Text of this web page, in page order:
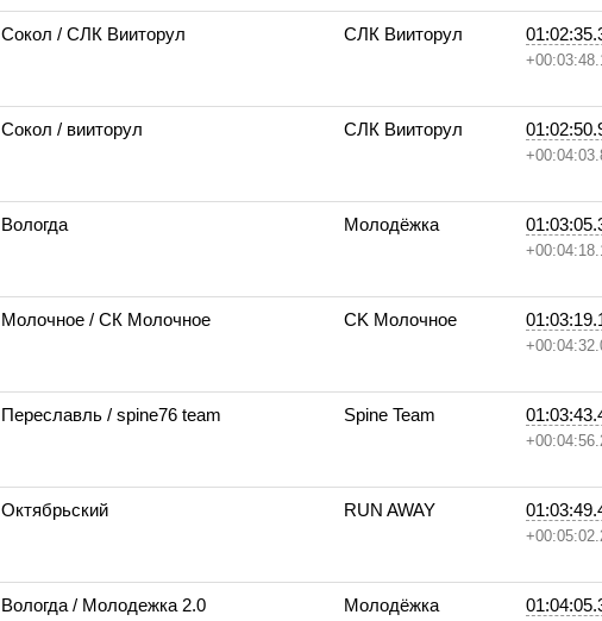
Сокол / СЛК Вииторул СЛК Вииторул
Сокол / вииторул СЛК Вииторул
Вологда Молодёжка
Молочное / СК Молочное СK Молочное
Переславль / spine76 team Spine Team
Октябрьский RUN AWAY
Вологда / Молодежка 2.0 Молодёжка